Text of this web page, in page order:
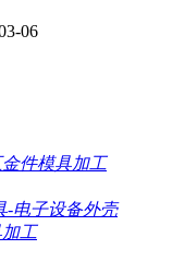
06
件模具加工
-电子设备外壳
工